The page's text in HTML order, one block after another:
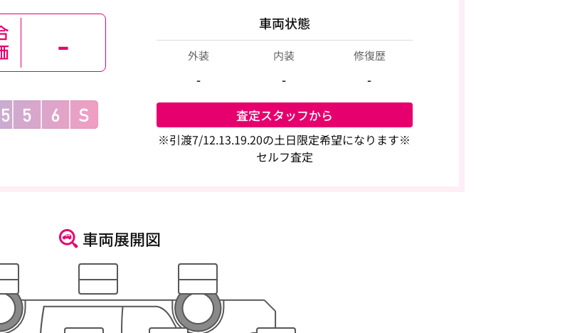
- 車両状態
外装
-
内装
-
修復歴
-
査定スタッフから
※引渡7/12.13.19.20の土日限定希望になります※
セルフ査定
車両展開図